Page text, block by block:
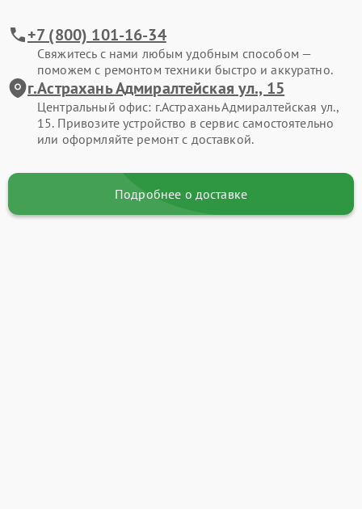
+7 (800) 101-16-34
Свяжитесь с нами любым удобным способом —
поможем с ремонтом техники быстро и аккуратно.
г.Астрахань Адмиралтейская ул., 15
Центральный офис: г.Астрахань Адмиралтейская ул.,
15. Привозите устройство в сервис самостоятельно
или оформляйте ремонт с доставкой.
Подробнее о доставке